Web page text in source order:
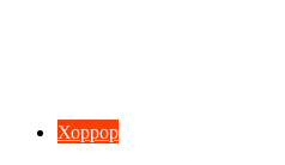
Хоррор